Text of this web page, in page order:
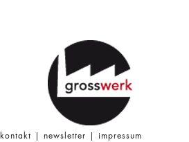
kontakt | newsletter | impressum